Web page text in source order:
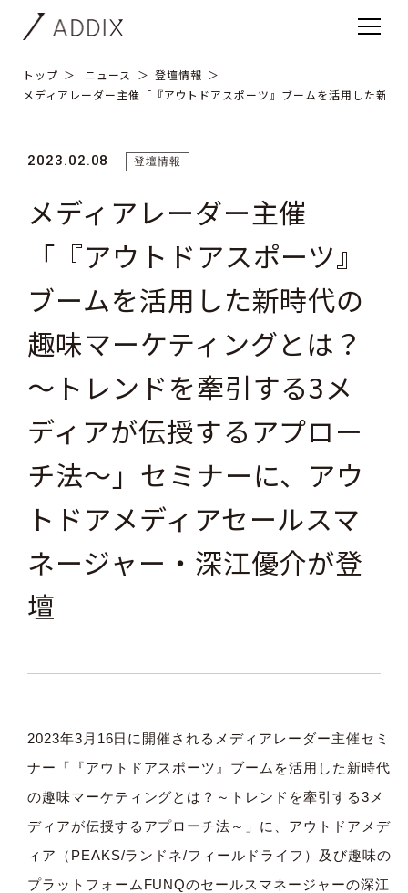
トップ ニュース
登壇情報
メディアレーダー主催「『アウトドアスポーツ』ブームを活用した新
2023.02.08 登壇情報
メディアレーダー主催
「『アウトドアスポーツ』
ブームを活用した新時代の
趣味マーケティングとは？
～トレンドを牽引する3メ
ディアが伝授するアプロー
チ法～」セミナーに、アウ
トドアメディアセールスマ
ネージャー・深江優介が登
壇
2023年3月16日に開催されるメディアレーダー主催セミ
ナー「『アウトドアスポーツ』ブームを活用した新時代
の趣味マーケティングとは？～トレンドを牽引する3メ
ディアが伝授するアプローチ法～」に、アウトドアメデ
ィア（PEAKS/ランドネ/フィールドライフ）及び趣味の
プラットフォームFUNQのセールスマネージャーの深江